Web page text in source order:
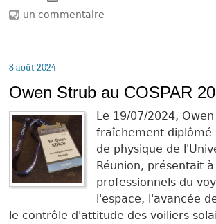
un commentaire
8 août 2024
Owen Strub au COSPAR
Le 19/07/2024,
fraîchement diplômé
de physique de
Réunion, présentait
professionnels du
l'espace, l'avancée
le contrôle d'attitude des voiliers